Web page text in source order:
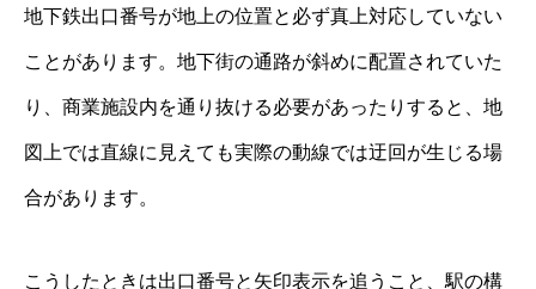
地下鉄出口番号が地上の位置と必ず真上対応していない
ことがあります。地下街の通路が斜めに配置されていた
り、商業施設内を通り抜ける必要があったりすると、地
図上では直線に見えても実際の動線では迂回が生じる場
合があります。
こうしたときは出口番号と矢印表示を追うこと、駅の構